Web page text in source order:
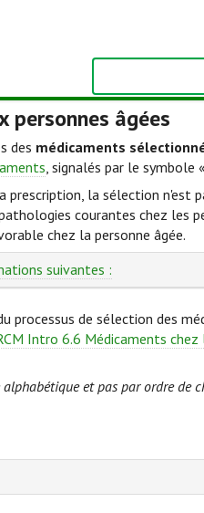
personnes âgées
des médicaments
, signalés par le symbole
prescription, la sélection
courantes chez les
chez la personne âgée.
suivantes :
processus de sélection des
Intro 6.6 Médicaments
et pas par ordre de